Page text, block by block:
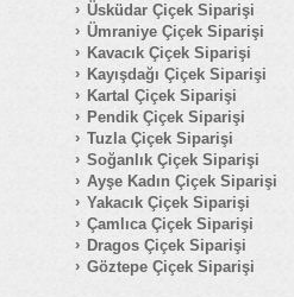
Üsküdar Çiçek Siparişi
Ümraniye Çiçek Siparişi
Kavacık Çiçek Siparişi
Kayışdağı Çiçek Siparişi
Kartal Çiçek Siparişi
Pendik Çiçek Siparişi
Tuzla Çiçek Siparişi
Soğanlık Çiçek Siparişi
Ayşe Kadın Çiçek Siparişi
Yakacık Çiçek Siparişi
Çamlıca Çiçek Siparişi
Dragos Çiçek Siparişi
Göztepe Çiçek Siparişi